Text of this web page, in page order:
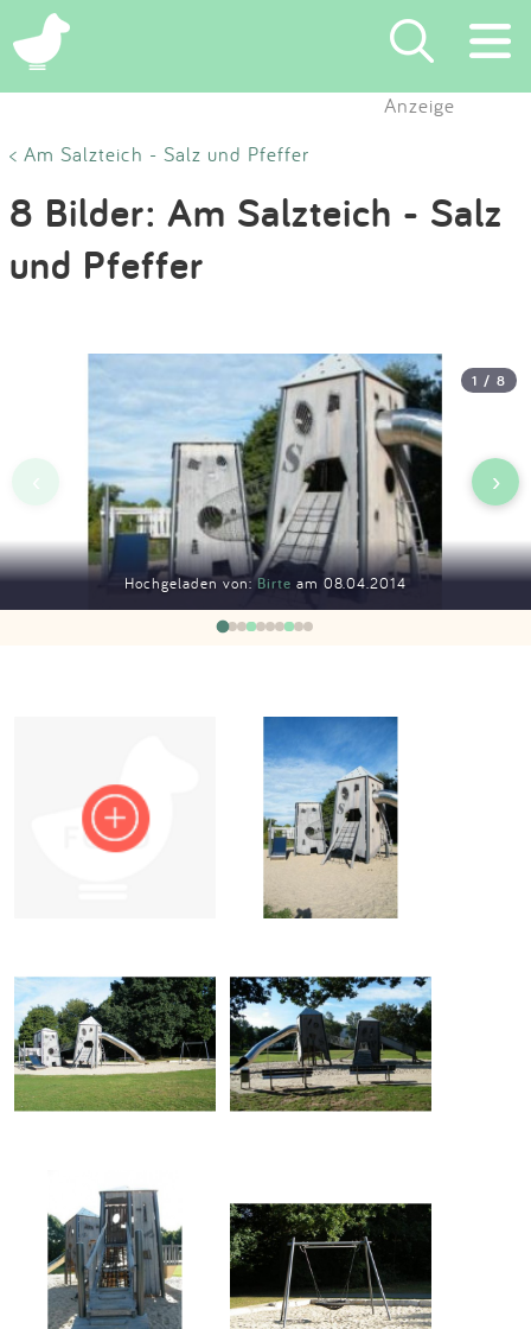
×
Suchen
Eintragen
Blog
Partner
Kontakt
Impressum
Anmelden
Anzeige
< Am Salzteich - Salz und Pfeffer
8 Bilder: Am Salzteich - Salz
und Pfeffer
Hochgeladen von:Birte am 08.04.2014
1 / 8
›